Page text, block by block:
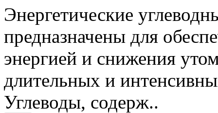
Энергетические
предназначены для
энергией и снижения
длительных и
Углеводы, содерж..